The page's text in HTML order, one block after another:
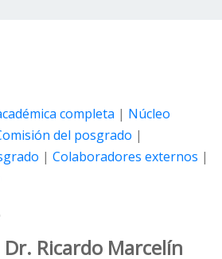
completa | Núcleo
del posgrado |
| Colaboradores externos |
Dr. Ricardo Marcelí­n